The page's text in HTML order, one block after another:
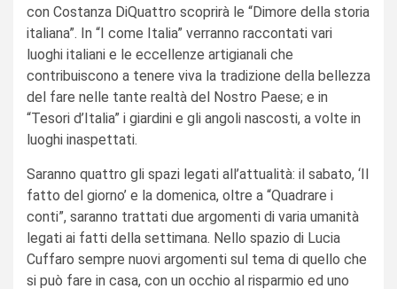
con Costanza DiQuattro scoprirà le “Dimore della storia
italiana”. In “I come Italia” verranno raccontati vari
luoghi italiani e le eccellenze artigianali che
contribuiscono a tenere viva la tradizione della bellezza
del fare nelle tante realtà del Nostro Paese; e in
“Tesori d’Italia” i giardini e gli angoli nascosti, a volte in
luoghi inaspettati.
Saranno quattro gli spazi legati all’attualità: il sabato, ‘Il
fatto del giorno’ e la domenica, oltre a “Quadrare i
conti”, saranno trattati due argomenti di varia umanità
legati ai fatti della settimana. Nello spazio di Lucia
Cuffaro sempre nuovi argomenti sul tema di quello che
si può fare in casa, con un occhio al risparmio ed uno